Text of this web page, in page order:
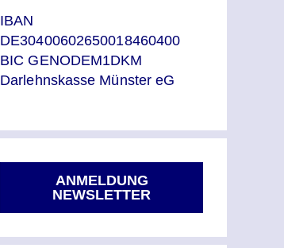
IBAN
DE30400602650018460400
BIC GENODEM1DKM
Darlehnskasse Münster eG
ANMELDUNG
NEWSLETTER